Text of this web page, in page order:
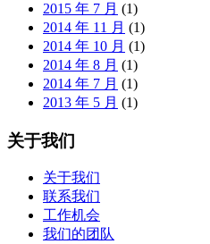
2015 年 7 月 (1)
2014 年 11 月 (1)
2014 年 10 月 (1)
2014 年 8 月 (1)
2014 年 7 月 (1)
2013 年 5 月 (1)
关于我们
关于我们
联系我们
工作机会
我们的团队